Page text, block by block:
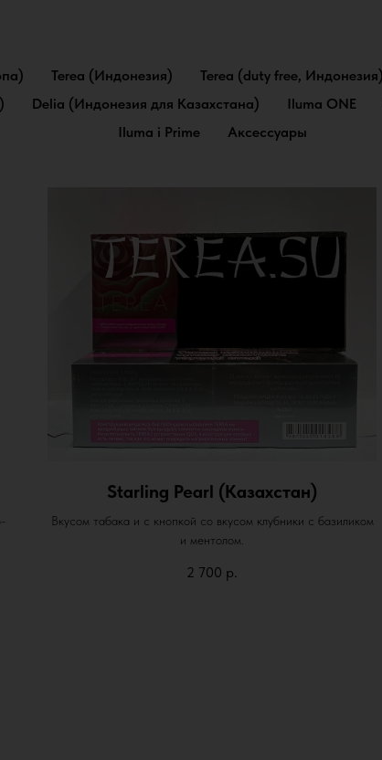
Terea (Индонезия) Terea (duty free, Индонезия)
Delia (Индонезия для Казахстана) Iluma ONE
Iluma i Prime
Аксессуары
Starling Pearl (Казахстан)
Вкусом табака и с кнопкой со вкусом клубники с базиликом
и ментолом.
2 700 р.